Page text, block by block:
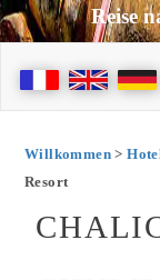
Reise
Willkommen>
Resort